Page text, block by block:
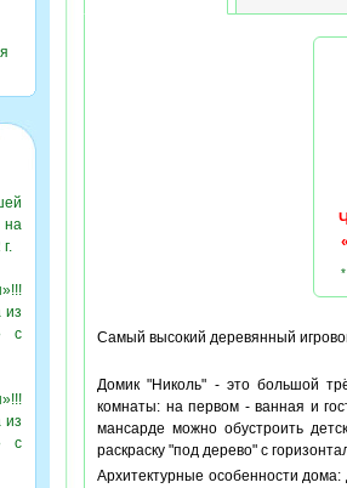
из
с
из
с
Самый высокий деревянный
Домик "Николь" - это большой
комнаты: на первом - ванная и
мансарде можно обустроить
раскраску "под дерево" с
Архитектурные особенности